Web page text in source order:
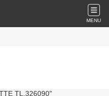
MENU